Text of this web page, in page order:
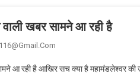
खबर सामने आ रही है
आ रही है आखिर सच क्या है महामंडलेश्वर की